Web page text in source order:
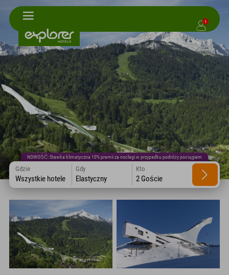
1
NOWOŚĆ: Stawka klimatyczna 10% premii za noclegi w przypadku podróży pociągiem
Gdzie
Wszystkie hotele
Gdy
Elastyczny
Kto
2 Goście